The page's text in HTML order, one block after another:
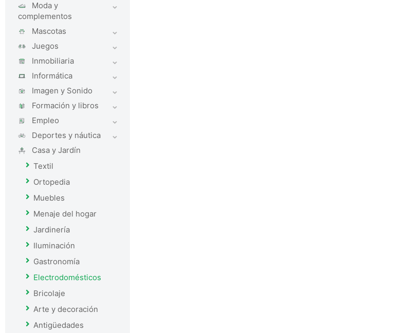
Moda y
complementos
Mascotas
Juegos
Inmobiliaria
Informática
Imagen y Sonido
Formación y libros
Empleo
Deportes y náutica
Casa y Jardí­n
Textil
Ortopedia
Muebles
Menaje del hogar
Jardinería
Iluminación
Gastronomía
Electrodomésticos
Bricolaje
Arte y decoración
Antigüedades